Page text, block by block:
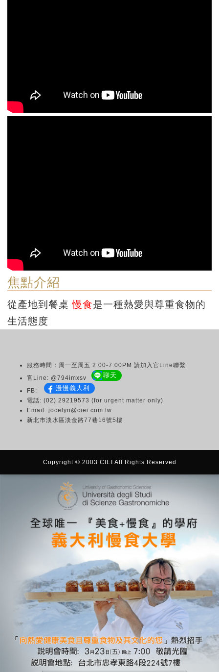
焦點介紹
從產地到餐桌慢食是一種熱愛與尊重食物的
生活態度
服務時間：周一至周五 2:00-7:00PM 請加入官Line聯繫
官Line: @794imxsv
聊天
FB: 漫慢義大利
電話: (02) 29219573 (for urgent matter only)
Email: jocelyn@ciei.com.tw
新北市淡水區淡金路77巷16號5樓
Copyright © 2003 CIEI All Rights Reserved